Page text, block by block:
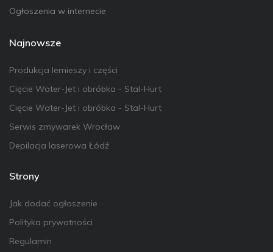
Ogłoszenia w internecie
Najnowsze
Produkcja lemieszy i części
Cięcie Water-Jet i obróbka - Stal-Hurt
Cięcie Water-Jet i obróbka - Stal-Hurt
Serwis zmywarek Wrocław
Depilacja laserowa Łódź
Strony
Jak dodać ogłoszenie
Polityka prywatności
Regulamin